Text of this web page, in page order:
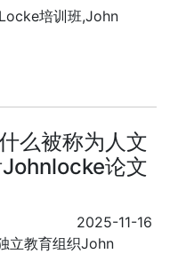
培训班,John
么被称为人文
论文
2025-11-16
立教育组织John